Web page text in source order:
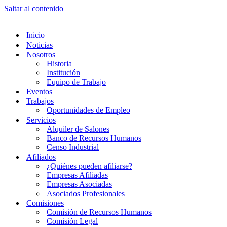
Saltar al contenido
Inicio
Noticias
Nosotros
Historia
Institución
Equipo de Trabajo
Eventos
Trabajos
Oportunidades de Empleo
Servicios
Alquiler de Salones
Banco de Recursos Humanos
Censo Industrial
Afiliados
¿Quiénes pueden afiliarse?
Empresas Afiliadas
Empresas Asociadas
Asociados Profesionales
Comisiones
Comisión de Recursos Humanos
Comisión Legal